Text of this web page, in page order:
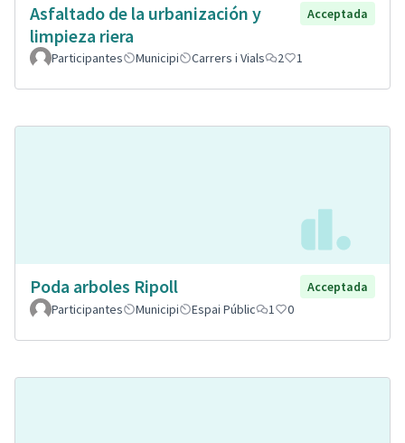
Asfaltado de la urbanización y
limpieza riera
Acceptada
Participantes Municipi Carrers i Vials 2 1
Poda arboles Ripoll
Acceptada
Participantes
Municipi Espai Públic 1 0